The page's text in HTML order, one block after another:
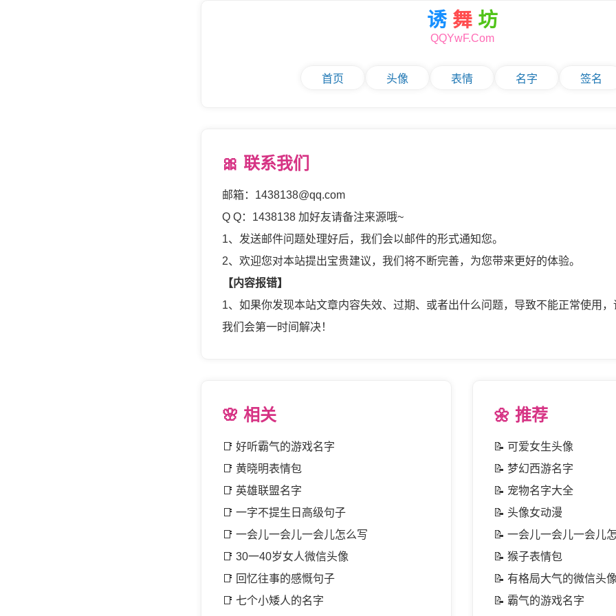
诱 舞 坊
QQYwF.Com
首页 头像 表情 名字 签名
🎀 联系我们
邮箱：1438138@qq.com
Q Q：1438138 加好友请备注来源哦~
1、发送邮件问题处理好后，我们会以邮件的形式通知您。
2、欢迎您对本站提出宝贵建议，我们将不断完善，为您带来更好的体验。
【内容报错】
1、如果你发现本站文章内容失效、过期、或者出什么问题，导致不能正常使用，
我们会第一时间解决！
🌸 相关
📑 好听霸气的游戏名字
📑 黄晓明表情包
📑 英雄联盟名字
📑 一字不提生日高级句子
📑 一会儿一会儿一会儿怎么写
📑 30一40岁女人微信头像
📑 回忆往事的感慨句子
📑 七个小矮人的名字
🌼 推荐
📝 可爱女生头像
📝 梦幻西游名字
📝 宠物名字大全
📝 头像女动漫
📝 一会儿一会儿一会儿
📝 猴子表情包
📝 有格局大气的微信头像
📝 霸气的游戏名字